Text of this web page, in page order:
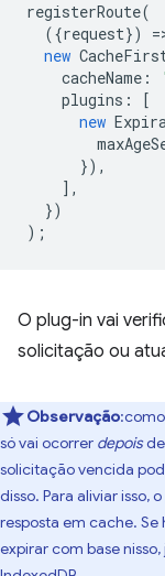
registerRoute(
({request}) =
new
cacheName :
plugins :
[
new
}),
],
})
);
O plug-in vai
solicitação ou
Observação
só vai ocorrer depoisde
solicitação vencida
disso. Para aliviar isso,
resposta em cache. Se
expirar com base